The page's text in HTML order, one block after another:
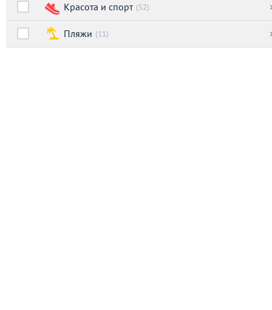
Красота и спорт (52)
Пляжи (11)